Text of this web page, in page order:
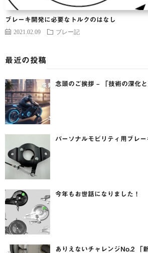
ブレーキ開発に必要なトルクのはなし
2021.02.09 ブレー記
最近の投稿
念頭のご挨拶 – 「技術の深化と
パーソナルモビリティ用ブレー
今年もお世話になりました！
ありえないチャレンジNo.2 「